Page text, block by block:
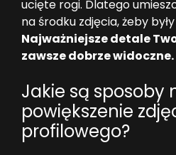
ucięte rogi. Dlatego
na środku zdjęcia, żeby
Najważniejsze detale
zawsze dobrze widoczne.
Jakie są sposoby
powiększenie
profilowego?